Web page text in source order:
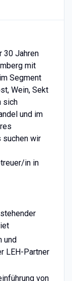
30 Jahren
mit
Segment
Wein, Sekt
sich
und im
suchen wir
in in
und
LEH-Partner
von